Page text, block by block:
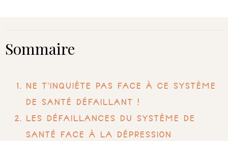
Sommaire
Ne t’inquiète pas face à ce système
de santé défaillant !
Les Défaillances du Système de
Santé face à la Dépression